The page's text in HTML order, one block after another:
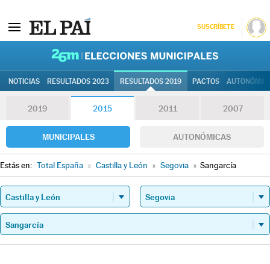
SUSCRÍBETE
NOTICIAS RESULTADOS 2023 RESULTADOS 2019 PACTOS
2019 2015 2011 2007
MUNICIPALES AUTONÓMICAS
Estás en: Total España » Castilla y León » Segovia » Sangarcía